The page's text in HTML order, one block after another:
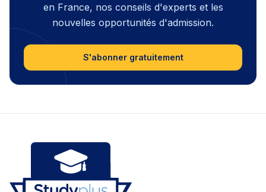
en France, nos conseils d'experts et les
nouvelles opportunités d'admission.
S'abonner gratuitement